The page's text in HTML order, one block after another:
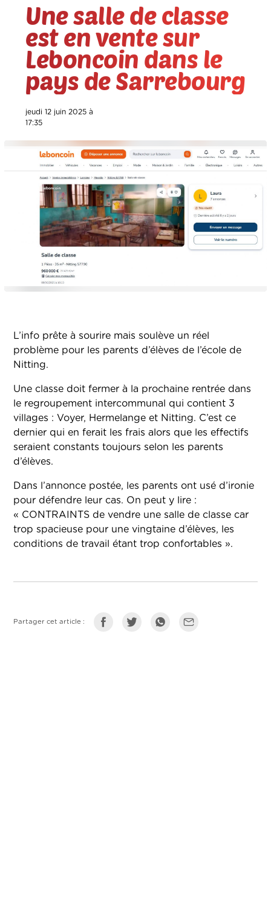
Une salle de classe
est en vente sur
Leboncoin dans le
pays de Sarrebourg
jeudi 12 juin 2025 à
17:35
L’info prête à sourire mais soulève un réel
problème pour les parents d’élèves de l’école de
Nitting.
Une classe doit fermer à la prochaine rentrée dans
le regroupement intercommunal qui contient 3
villages : Voyer, Hermelange et Nitting. C’est ce
dernier qui en ferait les frais alors que les effectifs
seraient constants toujours selon les parents
d’élèves.
Dans l’annonce postée, les parents ont usé d’ironie
pour défendre leur cas. On peut y lire :
« CONTRAINTS de vendre une salle de classe car
trop spacieuse pour une vingtaine d’élèves, les
conditions de travail étant trop confortables ».
Partager cet article :